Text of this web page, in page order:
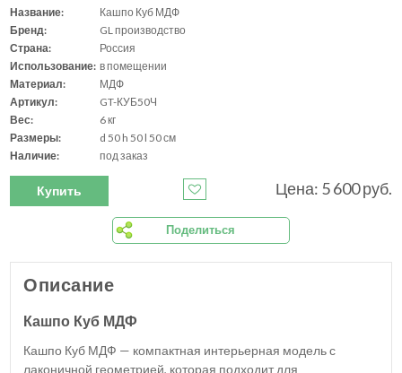
Название:
Кашпо Куб МДФ
Бренд:
GL производство
Страна:
Россия
Использование: в помещении
Материал:
МДФ
Артикул:
GT-КУБ50Ч
Вес:
6 кг
Размеры:
d 50 h 50 l 50 см
Наличие:
под заказ
Купить Цена: 5 600 руб.
Поделиться
Описание
Кашпо Куб МДФ
Кашпо Куб МДФ — компактная интерьерная модель с
лаконичной геометрией, которая подходит для